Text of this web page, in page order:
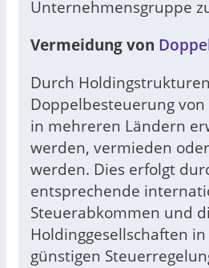
Unternehmensgruppe
Vermeidung von
Durch
Doppelbesteuerung
in mehreren Ländern
werden, vermieden
werden. Dies erfolgt
entsprechende
Steuerabkommen und
Holdinggesellschaften
günstigen